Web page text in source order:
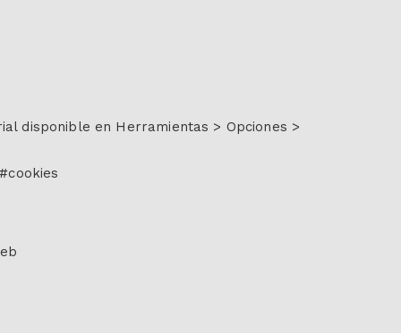
disponible en Herramientas > Opciones >